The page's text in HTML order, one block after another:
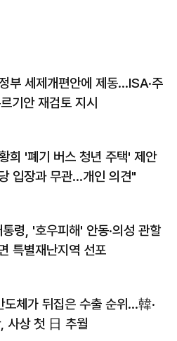
부 세제개편안에 제동…ISA·주
기안 재검토 지시
희 '폐기 버스 청년 주택' 제안
입장과 무관…개인 의견"
령, '호우피해' 안동·의성 관할
특별재난지역 선포
도체가 뒤집은 수출 순위…韓·
사상 첫 日 추월